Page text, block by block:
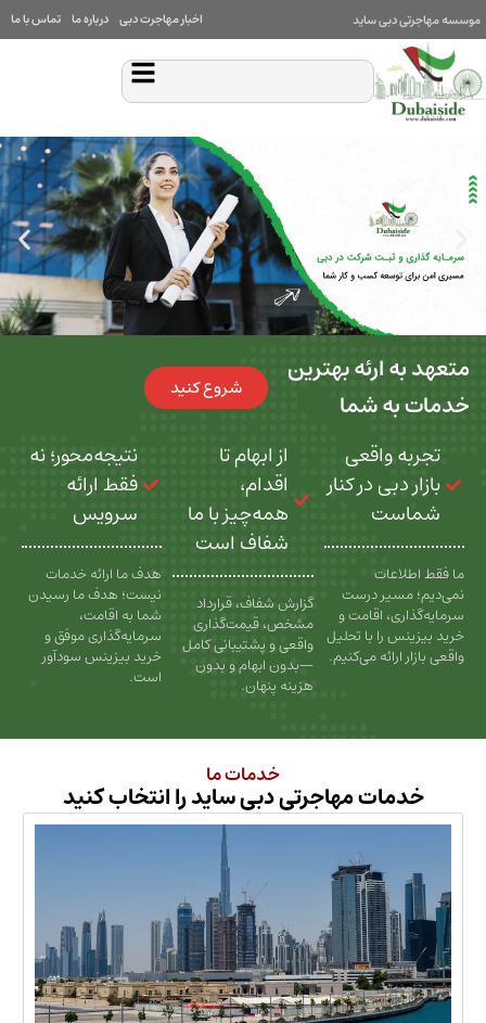
ساید درباره ما تماس با ما
بهترین
شما
شروع کنید
واقعی
در کنار
درست
اقامت و
با تحلیل
می‌کنیم.
از ابهام تا
اقدام،
همه‌چیز با ما
شفاف است
گزارش شفاف، قرارداد
مشخص، قیمت‌گذاری
واقعی و پشتیبانی کامل
—بدون ابهام و بدون
نتیجه‌محور؛ نه
فقط ارائه
سرویس
هدف ما ارائه خدمات
نیست؛ هدف ما رسیدن
شما به اقامت،
سرمایه‌گذاری موفق و
خرید بیزینس سودآور
است.
مهاجرتی دبی ساید را انتخاب کنید